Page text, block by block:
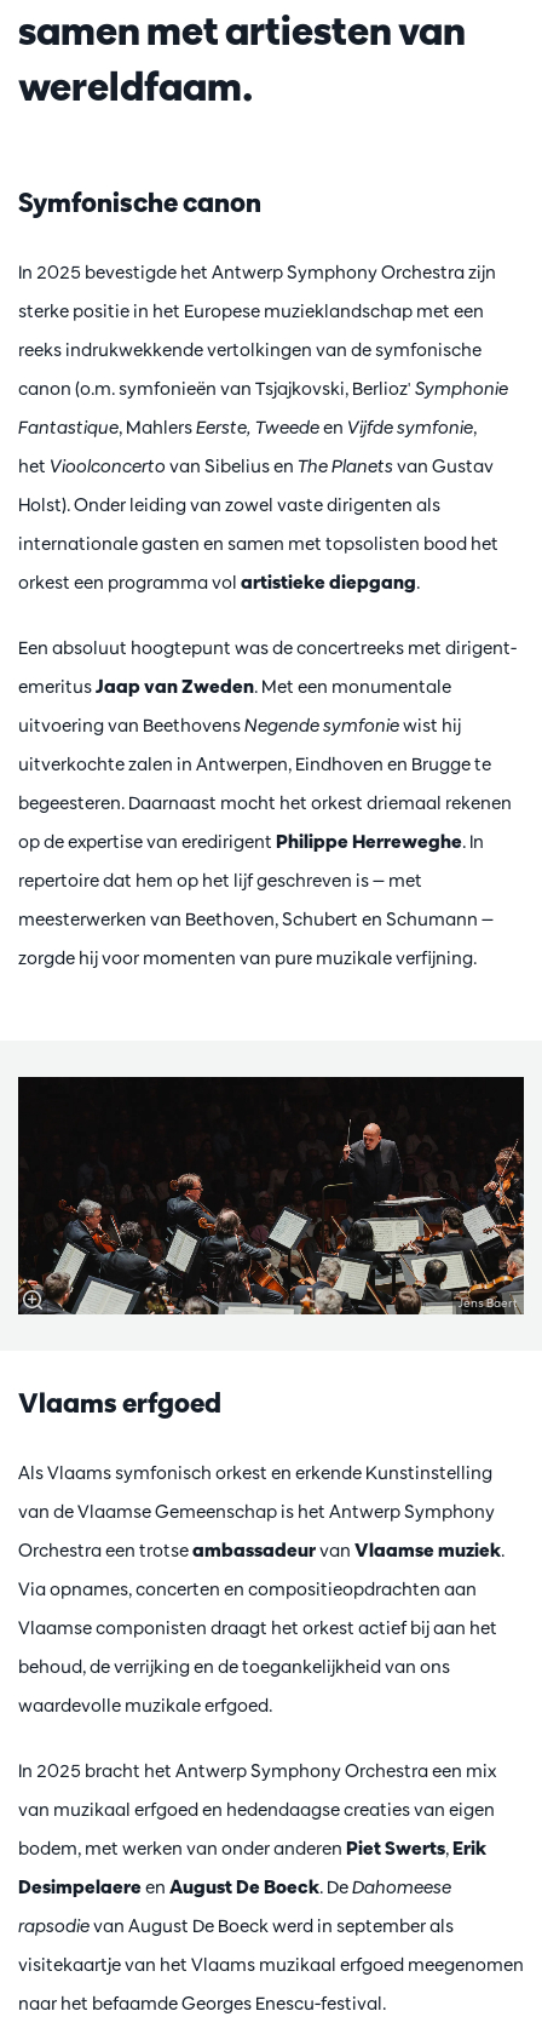
samen met artiesten van
wereldfaam.
Symfonische canon
In 2025 bevestigde het Antwerp Symphony Orchestra zijn
sterke positie in het Europese muzieklandschap met een
reeks indrukwekkende vertolkingen van de symfonische
canon (o.m. symfonieën van Tsjajkovski, Berlioz' Symphonie
Fantastique, MahlersEerste, Tweedeen Vijfde symfonie,
het Vioolconcerto van Sibelius en The Planetsvan Gustav
Holst). Onder leiding van zowel vaste dirigenten als
internationale gasten en samen met topsolisten bood het
orkest een programma vol artistieke diepgang.
Een absoluut hoogtepunt was de concertreeks met dirigent-
emeritusJaap van Zweden. Met een monumentale
uitvoering van BeethovensNegende symfoniewist hij
uitverkochte zalen in Antwerpen, Eindhoven en Brugge te
begeesteren. Daarnaast mocht het orkest driemaal rekenen
op de expertise van eredirigent Philippe Herreweghe. In
repertoire dat hem op het lijf geschreven is — met
meesterwerken van Beethoven, Schubert en Schumann —
zorgde hij voor momenten van pure muzikale verfijning.
Jens Baert
Vlaams erfgoed
Als Vlaams symfonisch orkest en erkende Kunstinstelling
van de Vlaamse Gemeenschap is het Antwerp Symphony
Orchestra een trotseambassadeurvan Vlaamse muziek.
Via opnames, concerten en compositieopdrachten aan
Vlaamse componisten draagt het orkest actief bij aan het
behoud, de verrijking en de toegankelijkheid van ons
waardevolle muzikale erfgoed.
In 2025 bracht het Antwerp Symphony Orchestra een mix
van muzikaal erfgoed en hedendaagse creaties van eigen
bodem, met werken van onder anderen Piet Swerts,Erik
Desimpelaereen August De Boeck. DeDahomeese
rapsodievan August De Boeck werd in september als
visitekaartje van het Vlaams muzikaal erfgoed meegenomen
naar het befaamde Georges Enescu-festival.